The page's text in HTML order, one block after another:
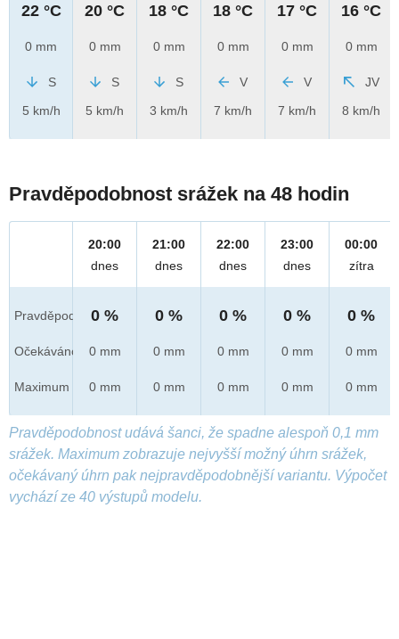
22 °C
0 mm
S
5 km/h
20 °C
0 mm
S
5 km/h
18 °C
0 mm
S
3 km/h
18 °C
0 mm
V
7 km/h
17 °C
0 mm
V
7 km/h
16 °C
0 mm
JV
8 km/h
Pravděpodobnost srážek na 48 hodin
Pravděpod.
Očekáváno
Maximum
20:00
dnes
0 %
0 mm
0 mm
21:00
dnes
0 %
0 mm
0 mm
22:00
dnes
0 %
0 mm
0 mm
23:00
dnes
0 %
0 mm
0 mm
00:00
zítra
0 %
0 mm
0 mm
Pravděpodobnost udává šanci, že spadne alespoň 0,1 mm
srážek. Maximum zobrazuje nejvyšší možný úhrn srážek,
očekávaný úhrn pak nejpravděpodobnější variantu. Výpočet
vychází ze 40 výstupů modelu.